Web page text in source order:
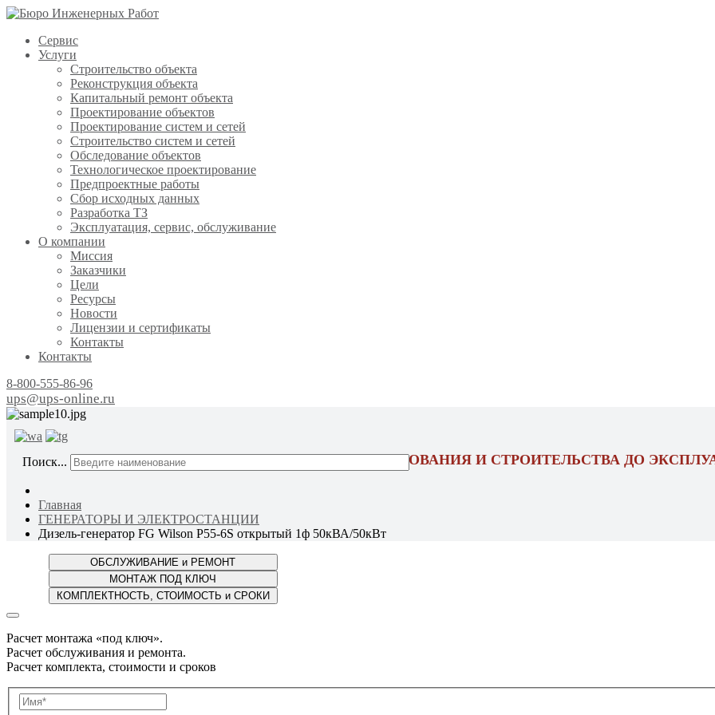
Сервис
Услуги
Строительство объекта
Реконструкция объекта
Капитальный ремонт объекта
Проектирование объектов
Проектирование систем и сетей
Строительство систем и сетей
Обследование объектов
Технологическое проектирование
Предпроектные работы
Сбор исходных данных
Разработка ТЗ
Эксплуатация, сервис, обслуживание
О компании
Миссия
Заказчики
Цели
Ресурсы
Новости
Лицензии и сертификаты
Контакты
Контакты
8-800-555-86-96
ups@ups-online.ru
ОТ ПРОЕКТИРОВАНИЯ И СТРОИТЕЛЬСТВА ДО
Поиск...
Главная
ГЕНЕРАТОРЫ И ЭЛЕКТРОСТАНЦИИ
Дизель-генератор FG Wilson P55-6S открытый 1ф 50кВА/50кВт
Расчет монтажа «под ключ».
Расчет обслуживания и ремонта.
Расчет комплекта, стоимости и сроков